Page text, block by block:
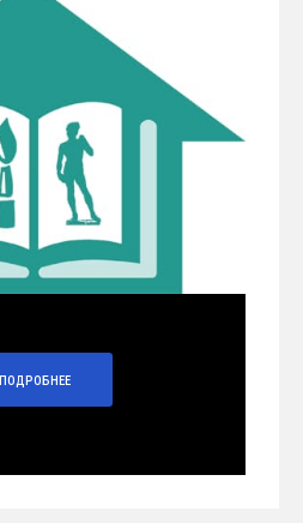
ПОДРОБНЕЕ